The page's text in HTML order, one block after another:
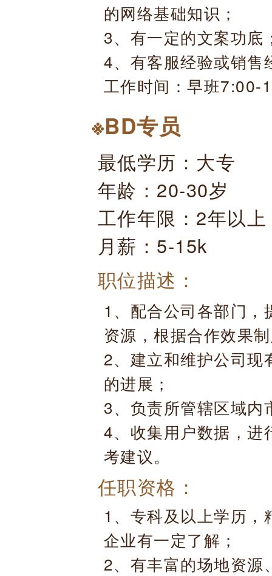
的网络基础知识；
3、有一定的文案功底
4、有客服经验或销售
工作时间：早班7:00-
※BD专员
最低学历：大专
年龄：20-30岁
工作年限：2年以上
月薪：5-15k
职位描述：
1、配合公司各部门
资源，根据合作效果
2、建立和维护公司现
的进展；
3、负责所管辖区域内
4、收集用户数据，进
考建议。
任职资格：
1、专科及以上学历
企业有一定了解；
2、有丰富的场地资源